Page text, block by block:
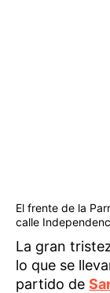
El frente de la
calle
La gran
lo que se
partido de